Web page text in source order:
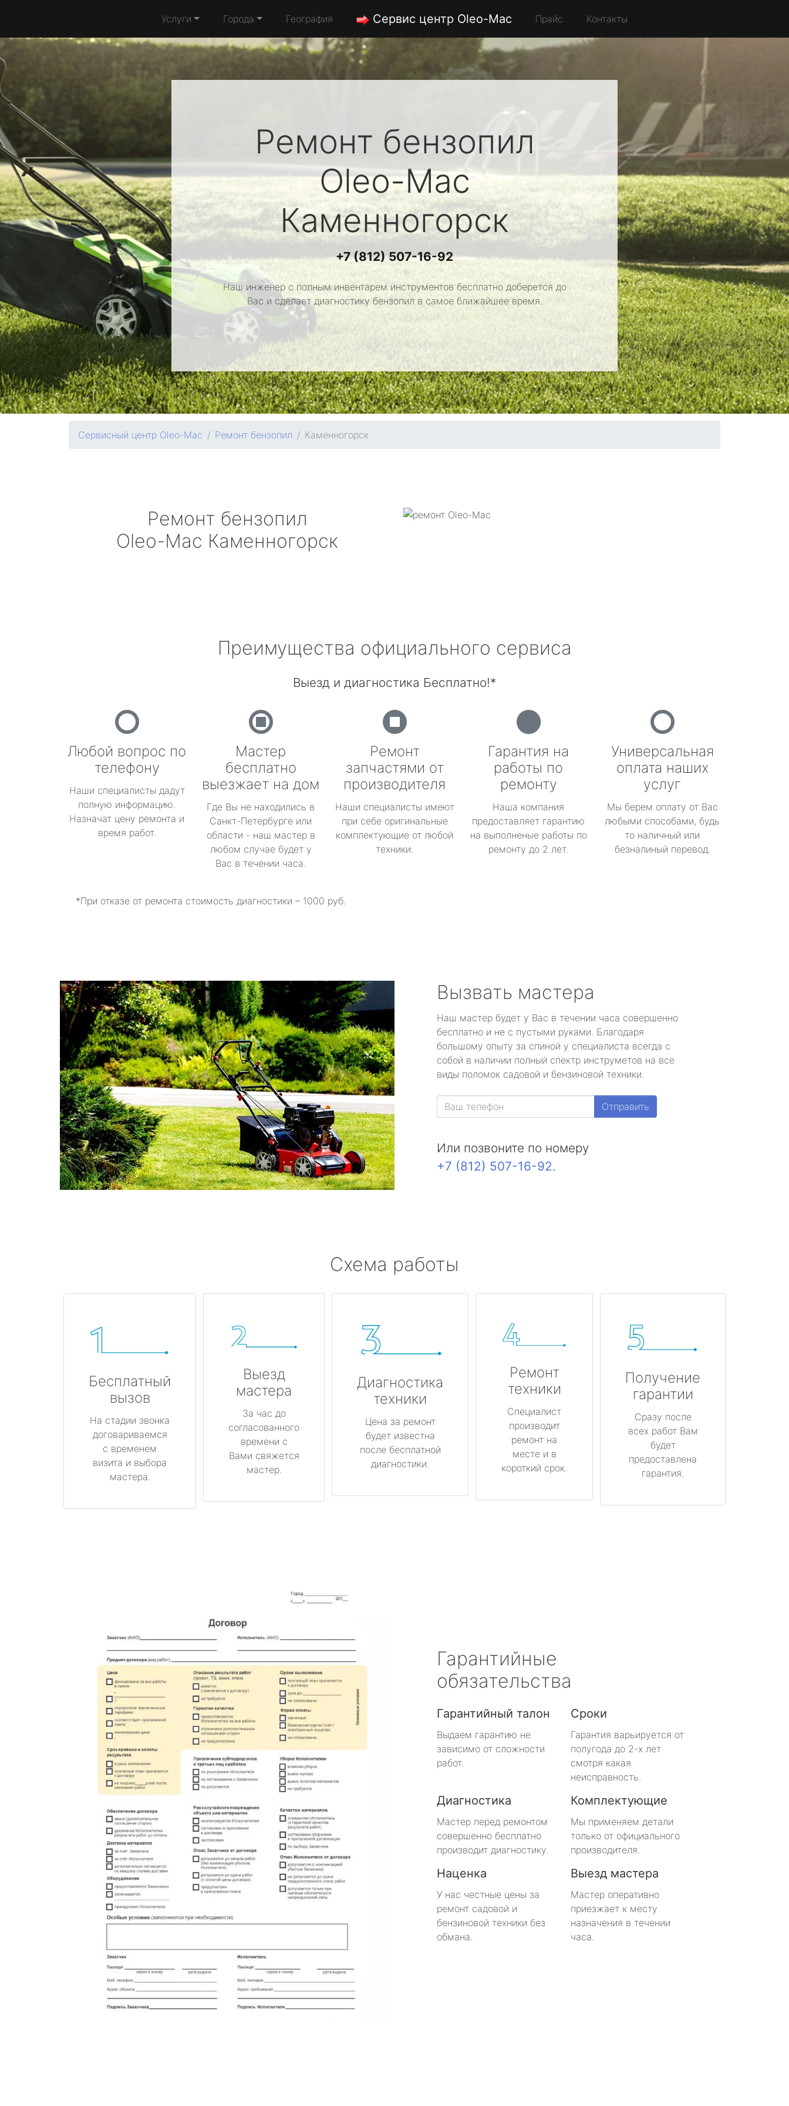
Услуги Города География Сервис центр Oleo-Mac Прайс Контакты
Ремонт бензопил
Oleo-Mac
Каменногорск
+7 (812) 507-16-92
Наш инженер с полным инвентарем инструментов бесплатно доберется до
Вас и сделает диагностику бензопил в самое ближайшее время.
Сервисный центр Oleo-Mac Ремонт бензопил Каменногорск
Ремонт бензопил
Oleo-Mac Каменногорск
Преимущества официального сервиса
Выезд и диагностика Бесплатно!*
Любой вопрос по
телефону
Наши специалисты дадут
полную информацию.
Назначат цену ремонта и
время работ.
Мастер
бесплатно
выезжает на дом
Где Вы не находились в
Санкт-Петербурге или
области - наш мастер в
любом случае будет у
Вас в течении часа.
Ремонт
запчастями от
производителя
Наши специалисты имеют
при себе оригинальные
комплектующие от любой
техники.
Гарантия на
работы по
ремонту
Наша компания
предоставляет гарантию
на выполненые работы по
ремонту до 2 лет.
Универсальная
оплата наших
услуг
Мы берем оплату от Вас
любыми способами, будь
то наличный или
безналиный перевод.
*При отказе от ремонта стоимость диагностики – 1000 руб.
Вызвать мастера
Наш мастер будет у Вас в течении часа совершенно
бесплатно и не с пустыми руками. Благодаря
большому опыту за спиной у специалиста всегда с
собой в наличии полный спектр инструметов на все
виды поломок садовой и бензиновой техники.
Отправить
Или позвоните по номеру
+7 (812) 507-16-92.
Схема работы
Бесплатный
вызов
На стадии звонка
договариваемся
с временем
визита и выбора
мастера.
Выезд
мастера
За час до
согласованного
времени с
Вами свяжется
мастер.
Диагностика
техники
Цена за ремонт
будет известна
после бесплатной
диагностики.
Ремонт
техники
Специалист
производит
ремонт на
месте и в
короткий срок.
Получение
гарантии
Сразу после
всех работ Вам
будет
предоставлена
гарантия.
Гарантийные
обязательства
Гарантийный талон
Выдаем гарантию не
зависимо от сложности
работ.
Сроки
Гарантия варьируется от
полугода до 2-х лет
смотря какая
неисправность.
Диагностика
Мастер перед ремонтом
совершенно бесплатно
производит диагностику.
Комплектующие
Мы применяем детали
только от официального
производителя.
Наценка
У нас честные цены за
ремонт садовой и
бензиновой техники без
обмана.
Выезд мастера
Мастер оперативно
приезжает к месту
назначения в течении
часа.